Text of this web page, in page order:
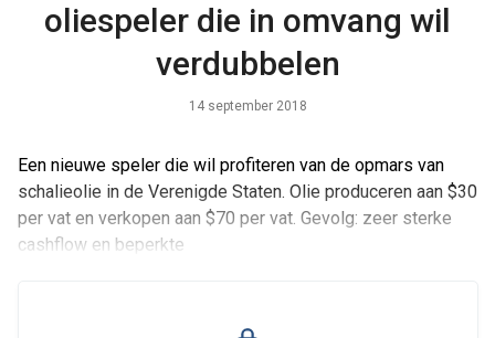
oliespeler die in omvang wil
verdubbelen
14 september 2018
Een nieuwe speler die wil profiteren van de opmars van
schalieolie in de Verenigde Staten. Olie produceren aan $30
per vat en verkopen aan $70 per vat. Gevolg: zeer sterke
cashflow en beperkte